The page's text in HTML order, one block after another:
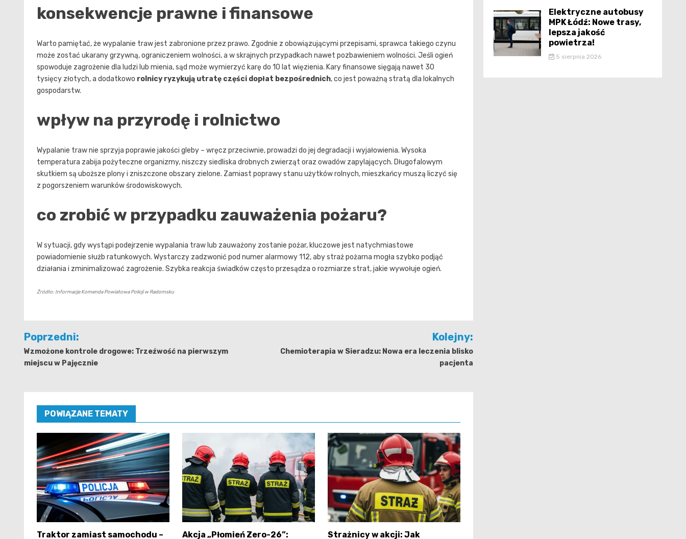
konsekwencje prawne i finansowe
Warto pamiętać, że wypalanie traw jest zabronione przez prawo. Zgodnie z obowiązującymi przepisami, sprawca takiego czynu
może zostać ukarany grzywną, ograniczeniem wolności, a w skrajnych przypadkach nawet pozbawieniem wolności. Jeśli ogień
spowoduje zagrożenie dla ludzi lub mienia, sąd może wymierzyć karę do 10 lat więzienia. Kary finansowe sięgają nawet 30
tysięcy złotych, a dodatkowo rolnicy ryzykują utratę części dopłat bezpośrednich, co jest poważną stratą dla lokalnych
gospodarstw.
wpływ na przyrodę i rolnictwo
Wypalanie traw nie sprzyja poprawie jakości gleby – wręcz przeciwnie, prowadzi do jej degradacji i wyjałowienia. Wysoka
temperatura zabija pożyteczne organizmy, niszczy siedliska drobnych zwierząt oraz owadów zapylających. Długofalowym
skutkiem są uboższe plony i zniszczone obszary zielone. Zamiast poprawy stanu użytków rolnych, mieszkańcy muszą liczyć się
z pogorszeniem warunków środowiskowych.
co zrobić w przypadku zauważenia pożaru?
W sytuacji, gdy wystąpi podejrzenie wypalania traw lub zauważony zostanie pożar, kluczowe jest natychmiastowe
powiadomienie służb ratunkowych. Wystarczy zadzwonić pod numer alarmowy 112, aby straż pożarna mogła szybko podjąć
działania i zminimalizować zagrożenie. Szybka reakcja świadków często przesądza o rozmiarze strat, jakie wywołuje ogień.
Źródło: Informacje Komenda Powiatowa Policji w Radomsku
Nawigacja
wpisu
Poprzedni:
Wzmożone kontrole drogowe: Trzeźwość na pierwszym
miejscu w Pajęcznie
Kolejny:
Chemioterapia w Sieradzu: Nowa era leczenia blisko
pacjenta
POWIĄZANE TEMATY
Traktor zamiast samochodu – Akcja „Płomień Zero-26”: Strażnicy w akcji: Jak
Elektryczne autobusy
MPK Łódź: Nowe trasy,
lepsza jakość
powietrza!
5 sierpnia 2026